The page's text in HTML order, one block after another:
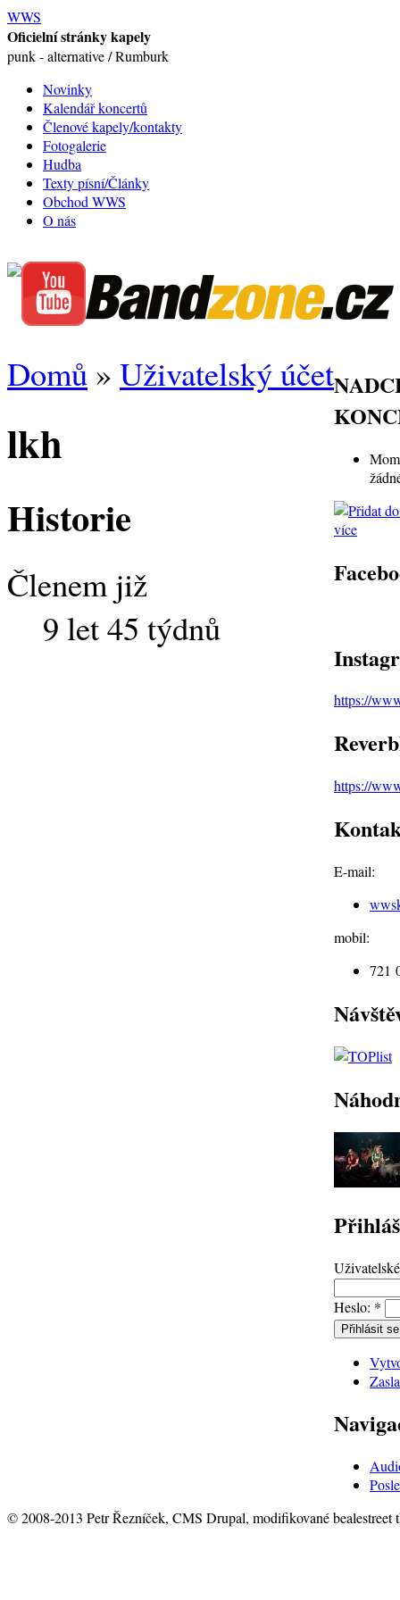
WWS
Oficielní stránky kapely
punk - alternative / Rumburk
Novinky
Kalendář koncertů
Členové kapely/kontakty
Fotogalerie
Hudba
Texty písní/Články
Obchod WWS
O nás
Domů » Uživatelský účet
lkh
Historie
Členem již
9 let 45 týdnů
více
https://
https://
E-mail:
mobil:
721
Heslo: *
© 2008-2013 Petr Řezníček, CMS Drupal, modifikované bealestreet